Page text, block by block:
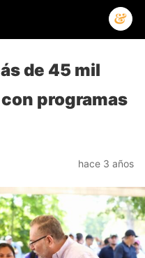
de 45 mil
programas
hace 3 años